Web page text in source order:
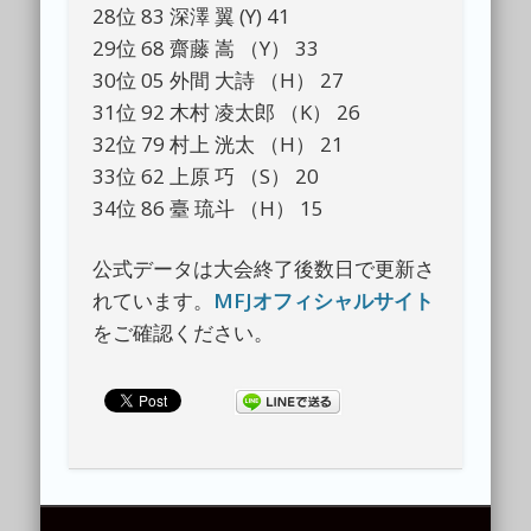
28位 83 深澤 翼 (Y) 41
29位 68 齋藤 嵩 （Y） 33
30位 05 外間 大詩 （H） 27
31位 92 木村 凌太郎 （K） 26
32位 79 村上 洸太 （H） 21
33位 62 上原 巧 （S） 20
34位 86 臺 琉斗 （H） 15
公式データは大会終了後数日で更新さ
れています。 MFJオフィシャルサイト
をご確認ください。